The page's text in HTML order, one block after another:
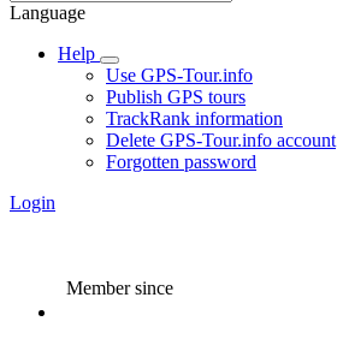
Language
Help
Use GPS-Tour.info
Publish GPS tours
TrackRank information
Delete GPS-Tour.info account
Forgotten password
Login
Member since